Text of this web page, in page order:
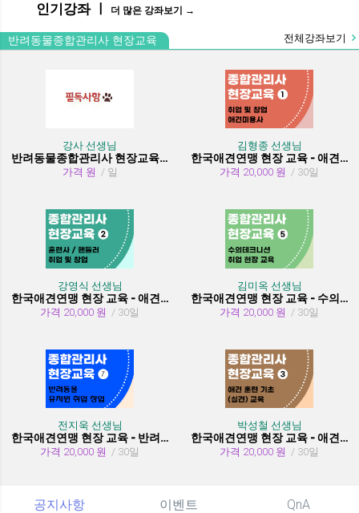
인기강좌 ㅣ 더 많은 강좌보기 →
반려동물종합관리사 현장교육 전체강좌보기
강사 선생님
반려동물종합관리사 현장교육 수강시 필독사항
가격 원 / 일
김형종 선생님
한국애견연맹 현장 교육 - 애견미용사 취업 및 창업
가격 20,000 원 / 30일
강영식 선생님
한국애견연맹 현장 교육 - 애견훈련사/핸들러 취업 및 창업
가격 20,000 원 / 30일
김미옥 선생님
한국애견연맹 현장 교육 - 수의테크니션(동물보건사) (취업 현장 교육)
가격 20,000 원 / 30일
전지욱 선생님
한국애견연맹 현장 교육 - 반려동물 유치원 취창업
가격 20,000 원 / 30일
박성철 선생님
한국애견연맹 현장 교육 - 애견 훈련 기초 (실견)
가격 20,000 원 / 30일
공지사항 이벤트 QnA